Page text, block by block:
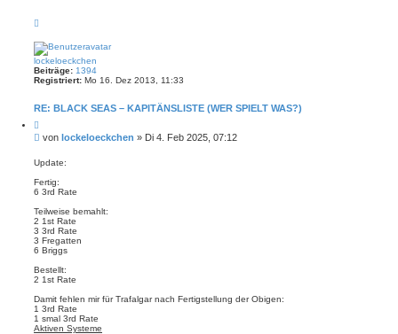
c
h
o
b
e
lockeloeckchen
Beiträge: 1394
Registriert: Mo 16. Dez 2013, 11:33
RE: BLACK SEAS – KAPITÄNSLISTE (WER SPIELT WAS?)
i
t
e
e
n
B
i
r
a
g
von lockeloeckchen » Di 4. Feb 2025, 07:12
Update:
Fertig:
6 3rd Rate
Teilweise bemahlt:
2 1st Rate
3 3rd Rate
3 Fregatten
6 Briggs
Bestellt:
2 1st Rate
Damit fehlen mir für Trafalgar nach Fertigstellung der Obigen:
1 3rd Rate
1 smal 3rd Rate
Aktiven Systeme